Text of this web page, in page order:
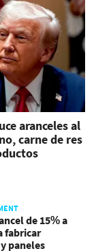
aranceles al
carne de res
de 15% a
fabricar
paneles